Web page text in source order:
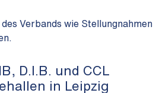
Verbands wie Stellungnahmen,
D.I.B. und CCL
in Leipzig